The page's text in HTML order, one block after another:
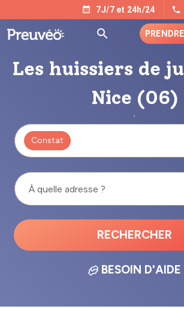
7J/7 et 24h/24
Les huissiers de
Nice (06)
Constat
À quelle adresse ?
RECHERCHER
BESOIN D'AIDE